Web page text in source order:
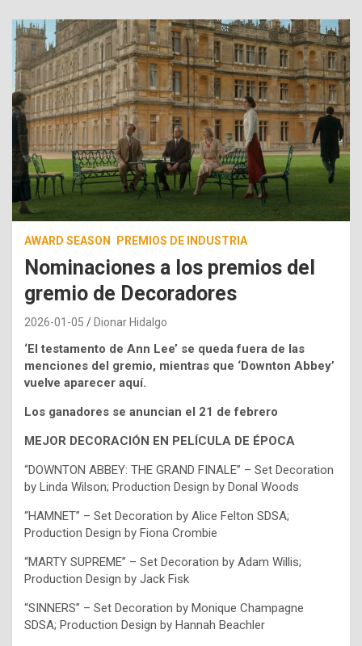
AWARD SEASON PREMIOS DE INDUSTRIA
Nominaciones a los premios del
gremio de Decoradores
2026-01-05 Dionar Hidalgo
‘El testamento de Ann Lee’ se queda fuera de las
menciones del gremio, mientras que ‘Downton Abbey’
vuelve aparecer aquí.
Los ganadores se anuncian el 21 de febrero
MEJOR DECORACIÓN EN PELÍCULA DE ÉPOCA
“DOWNTON ABBEY: THE GRAND FINALE” – Set Decoration
by Linda Wilson; Production Design by Donal Woods
“HAMNET” – Set Decoration by Alice Felton SDSA;
Production Design by Fiona Crombie
“MARTY SUPREME” – Set Decoration by Adam Willis;
Production Design by Jack Fisk
“SINNERS” – Set Decoration by Monique Champagne
SDSA; Production Design by Hannah Beachler